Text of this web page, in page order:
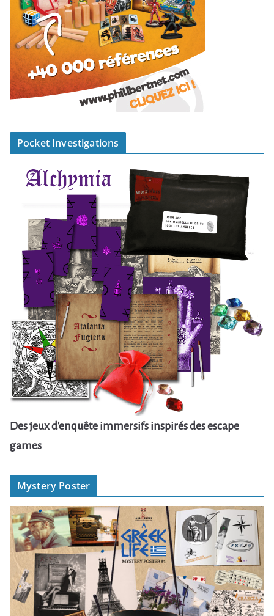
Pocket Investigations
Des jeux d'enquête immersifs inspirés des escape
games
Mystery Poster